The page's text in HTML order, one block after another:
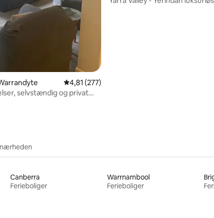
4,81 ud af 5 i gennemsnitlig bedømmelse,
4,81 (277)
selvstændig og privat
Canberra
Ferieboliger
Warrnambool
Ferieboliger